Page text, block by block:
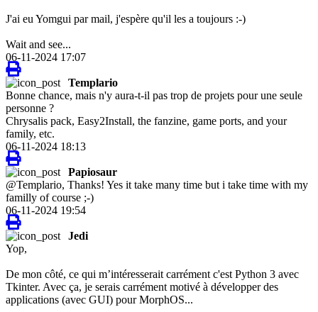
J'ai eu Yomgui par mail, j'espère qu'il les a toujours :-)
Wait and see...
06-11-2024 17:07
Templario
Bonne chance, mais n'y aura-t-il pas trop de projets pour une seule
personne ?
Chrysalis pack, Easy2Install, the fanzine, game ports, and your
family, etc.
06-11-2024 18:13
Papiosaur
@Templario, Thanks! Yes it take many time but i take time with my
familly of course ;-)
06-11-2024 19:54
Jedi
Yop,
De mon côté, ce qui m’intéresserait carrément c'est Python 3 avec
Tkinter. Avec ça, je serais carrément motivé à développer des
applications (avec GUI) pour MorphOS...